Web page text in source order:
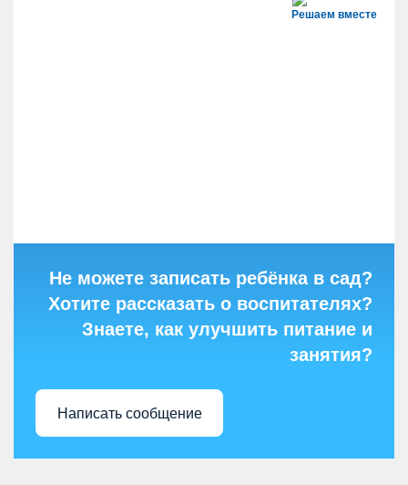
Решаем вместе
Не можете записать ребёнка в сад?
Хотите рассказать о воспитателях?
Знаете, как улучшить питание и
занятия?
Написать сообщение